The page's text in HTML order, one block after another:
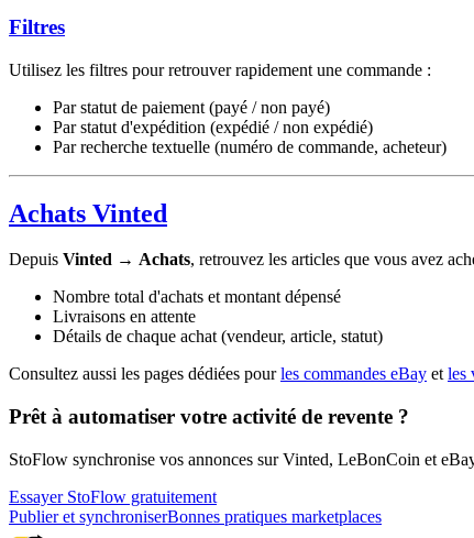
Filtres
Utilisez les filtres pour retrouver rapidement une commande :
Par statut de paiement (payé / non payé)
Par statut d'expédition (expédié / non expédié)
Par recherche textuelle (numéro de commande, acheteur)
Achats Vinted
Depuis Vinted → Achats, retrouvez les articles que vous avez
Nombre total d'achats et montant dépensé
Livraisons en attente
Détails de chaque achat (vendeur, article, statut)
Consultez aussi les pages dédiées pourles commandes eBay etles
Prêt à automatiser votre activité de revente ?
StoFlow synchronise vos annonces sur Vinted, LeBonCoin et
Essayer StoFlow gratuitement
Publier et synchroniserBonnes pratiques marketplaces